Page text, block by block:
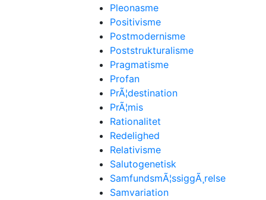
Pleonasme
Positivisme
Postmodernisme
Poststrukturalisme
Pragmatisme
Profan
PrÃ¦destination
PrÃ¦mis
Rationalitet
Redelighed
Relativisme
Salutogenetisk
SamfundsmÃ¦ssiggÃ¸relse
Samvariation